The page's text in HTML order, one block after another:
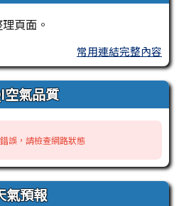
頁面。
常用連結完整內容
空氣品質
誤，請檢查網路狀態
氣預報